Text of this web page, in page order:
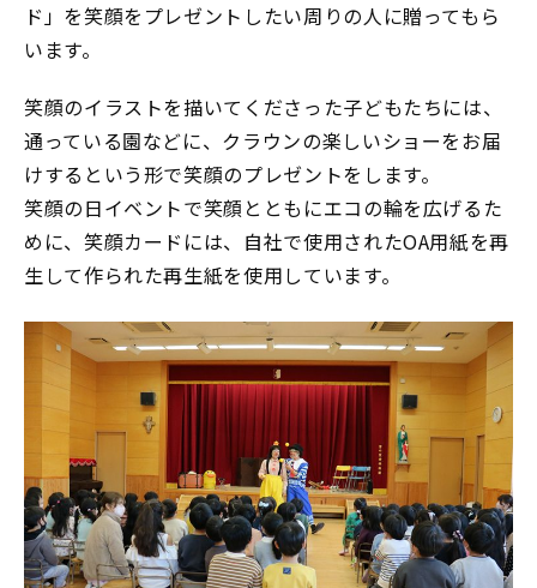
ド」を笑顔をプレゼントしたい周りの人に贈ってもら
います。
笑顔のイラストを描いてくださった子どもたちには、
通っている園などに、クラウンの楽しいショーをお届
けするという形で笑顔のプレゼントをします。
笑顔の日イベントで笑顔とともにエコの輪を広げるた
めに、笑顔カードには、自社で使用されたOA用紙を再
生して作られた再生紙を使用しています。